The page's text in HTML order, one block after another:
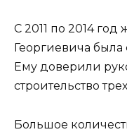
С 2011 по 2014
Георгиевича была
Ему доверили
строительство
Большое